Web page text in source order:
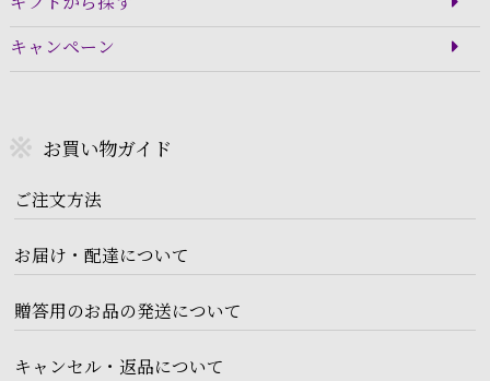
キャンペーン
お買い物ガイド
ご注文方法
お届け・配達について
贈答用のお品の発送について
キャンセル・返品について